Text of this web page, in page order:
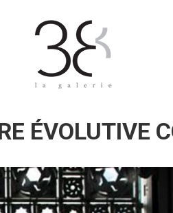
ÉVOLUTIVE